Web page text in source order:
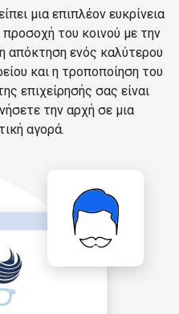
μια επιπλέον ευκρίνεια
του κοινού με την
απόκτηση ενός καλύτερου
και η τροποποίηση του
επιχείρησής σας είναι
την αρχή σε μια
αγορά.